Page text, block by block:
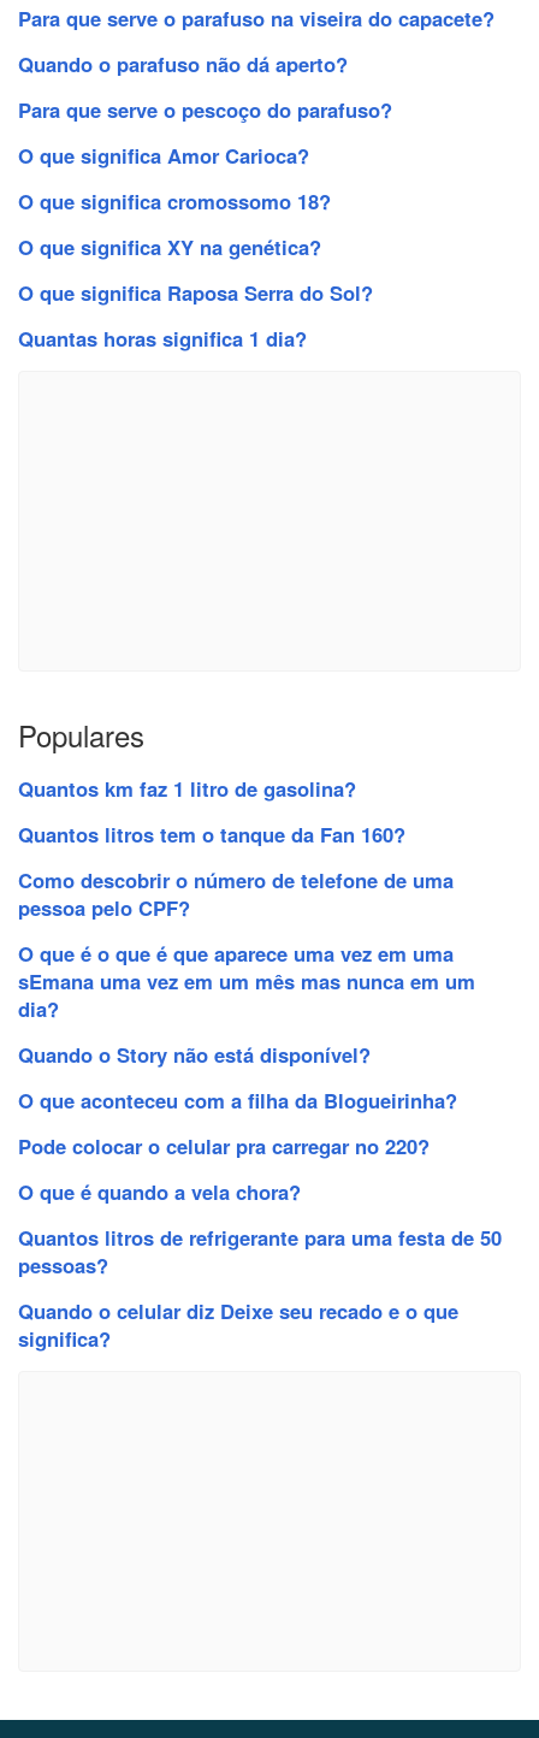
Para que serve o parafuso na viseira do capacete?
Quando o parafuso não dá aperto?
Para que serve o pescoço do parafuso?
O que significa Amor Carioca?
O que significa cromossomo 18?
O que significa XY na genética?
O que significa Raposa Serra do Sol?
Quantas horas significa 1 dia?
Populares
Quantos km faz 1 litro de gasolina?
Quantos litros tem o tanque da Fan 160?
Como descobrir o número de telefone de uma
pessoa pelo CPF?
O que é o que é que aparece uma vez em uma
sEmana uma vez em um mês mas nunca em um
dia?
Quando o Story não está disponível?
O que aconteceu com a filha da Blogueirinha?
Pode colocar o celular pra carregar no 220?
O que é quando a vela chora?
Quantos litros de refrigerante para uma festa de 50
pessoas?
Quando o celular diz Deixe seu recado e o que
significa?